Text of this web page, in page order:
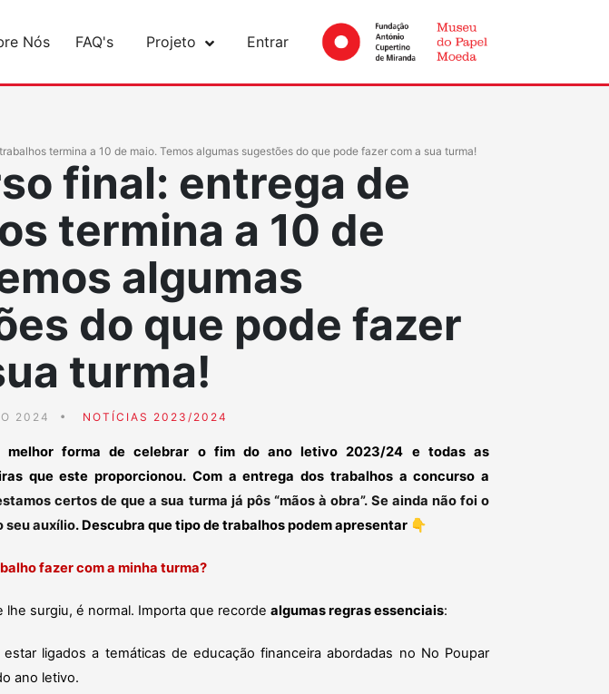
Nós FAQ's Projeto Entrar
termina a 10 de maio. Temos algumas sugestões do que pode fazer com a sua turma!
final: entrega de
termina a 10 de
algumas
do que pode fazer
turma!
2024 NOTÍCIAS 2023/2024
melhor forma de celebrar o fim do ano letivo 2023/24 e todas as
que este proporcionou. Com a entrega dos trabalhos a concurso a
certos de que a sua turma já pôs “mãos à obra”. Se ainda não foi o
seu auxílio. Descubra que tipo de trabalhos podem apresentar 👇
fazer com a minha turma?
lhe surgiu, é normal. Importa que recorde algumas regras essenciais:
ligados a temáticas de educação financeira abordadas no No Poupar
ano letivo.